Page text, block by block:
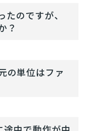
のですが、
？
の単位はファ